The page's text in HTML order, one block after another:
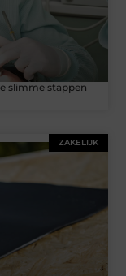
slimme stappen
ZAKELIJK